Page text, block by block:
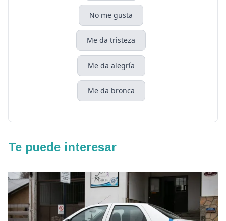
No me gusta
Me da tristeza
Me da alegría
Me da bronca
Te puede interesar